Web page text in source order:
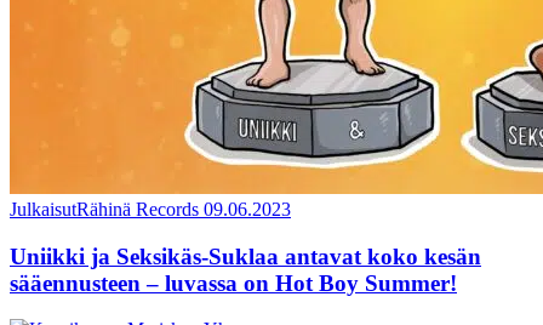
JulkaisutRähinä Records 09.06.2023
Uniikki ja Seksikäs-Suklaa antavat koko kesän
sääennusteen – luvassa on Hot Boy Summer!